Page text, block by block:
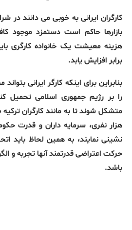
کارگران ایرانی به خوبی می دانند در
بازارها حاکم است دستمزد موجود
برابر افزایش یابد.
بنابراین برای اینکه کارگر ایرانی
را بر رژیم جمهوری اسلامی تحمیل
متشکل شوند تا به مانند کارگران
هزار نفری، سرمایه داران و قدرت
نشینی نمایند، به همین لحاظ باید
حرکت اعتراضی قدرتمند آنها تجربه و
باشد.